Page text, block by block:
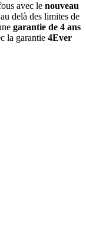
avec le nouveau
delà des limites de
garantie de 4 ans
la garantie 4Ever